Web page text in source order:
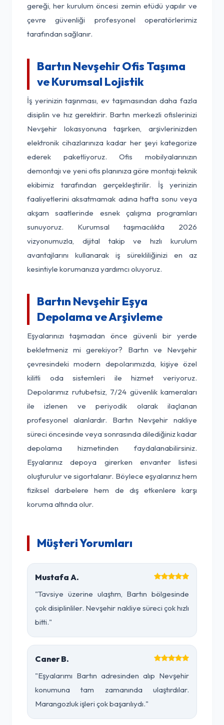
gereği, her kurulum öncesi zemin etüdü yapılır ve
çevre güvenliği profesyonel operatörlerimiz
tarafından sağlanır.
Bartın Nevşehir Ofis Taşıma
ve Kurumsal Lojistik
İş yerinizin taşınması, ev taşımasından daha fazla
disiplin ve hız gerektirir. Bartın merkezli ofislerinizi
Nevşehir lokasyonuna taşırken, arşivlerinizden
elektronik cihazlarınıza kadar her şeyi kategorize
ederek paketliyoruz. Ofis mobilyalarınızın
demontajı ve yeni ofis planınıza göre montajı teknik
ekibimiz tarafından gerçekleştirilir. İş yerinizin
faaliyetlerini aksatmamak adına hafta sonu veya
akşam saatlerinde esnek çalışma programları
sunuyoruz. Kurumsal taşımacılıkta 2026
vizyonumuzla, dijital takip ve hızlı kurulum
avantajlarını kullanarak iş sürekliliğinizi en az
kesintiyle korumanıza yardımcı oluyoruz.
Bartın Nevşehir Eşya
Depolama ve Arşivleme
Eşyalarınızı taşımadan önce güvenli bir yerde
bekletmeniz mi gerekiyor? Bartın ve Nevşehir
çevresindeki modern depolarımızda, kişiye özel
kilitli oda sistemleri ile hizmet veriyoruz.
Depolarımız rutubetsiz, 7/24 güvenlik kameraları
ile izlenen ve periyodik olarak ilaçlanan
profesyonel alanlardır. Bartın Nevşehir nakliye
süreci öncesinde veya sonrasında dilediğiniz kadar
depolama hizmetinden faydalanabilirsiniz.
Eşyalarınız depoya girerken envanter listesi
oluşturulur ve sigortalanır. Böylece eşyalarınız hem
fiziksel darbelere hem de dış etkenlere karşı
koruma altında olur.
Müşteri Yorumları
Mustafa A.
"Tavsiye üzerine ulaştım, Bartın bölgesinde
çok disiplinliler. Nevşehir nakliye süreci çok hızlı
bitti."
Caner B.
"Eşyalarımı Bartın adresinden alıp Nevşehir
konumuna tam zamanında ulaştırdılar.
Marangozluk işleri çok başarılıydı."